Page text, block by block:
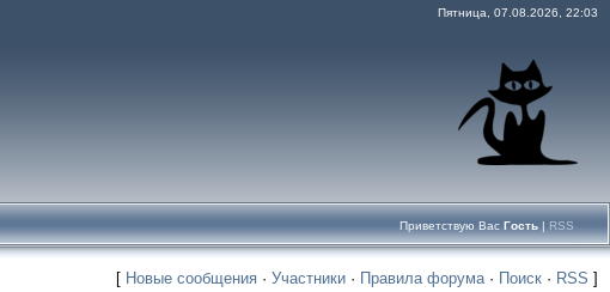
Пятница, 07.08.2026, 22:03
Приветствую Вас Гость | RSS
[ Новые сообщения · Участники · Правила форума· Поиск · RSS ]